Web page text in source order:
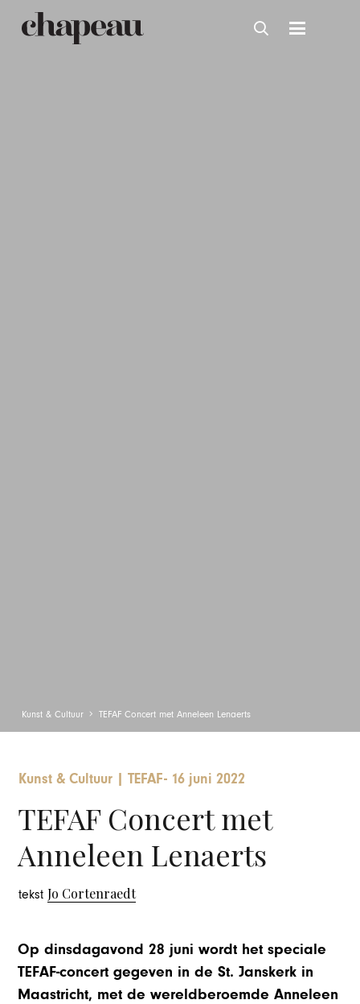
Kunst & Cultuur TEFAF Concert met Anneleen Lenaerts
Kunst & Cultuur TEFAF- 16 juni 2022
TEFAF Concert met
Anneleen Lenaerts
tekstJo Cortenraedt
Op dinsdagavond 28 juni wordt het speciale
TEFAF-concert gegeven in de St. Janskerk in
Maastricht, met de wereldberoemde Anneleen